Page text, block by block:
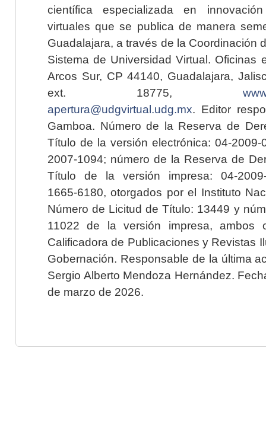
científica especializada en
virtuales que se publica de manera
Guadalajara, a través de la Coordinación
Sistema de Universidad Virtual. Oficinas
Arcos Sur, CP 44140, Guadalajara,
ext. 18775,
apertura@udgvirtual.udg.mx. Editor
Gamboa. Número de la Reserva de
Título de la versión electrónica: 04-2009-
2007-1094; número de la Reserva de
Título de la versión impresa: 04-2009-
1665-6180, otorgados por el Instituto
Número de Licitud de Título: 13449 y
11022 de la versión impresa, ambos
Calificadora de Publicaciones y Revistas
Gobernación. Responsable de la última
Sergio Alberto Mendoza Hernández.
de marzo de 2026.